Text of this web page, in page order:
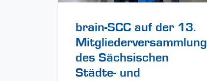
brain-SCC auf der 13.
Mitgliederversammlung
des Sächsischen
Städte- und